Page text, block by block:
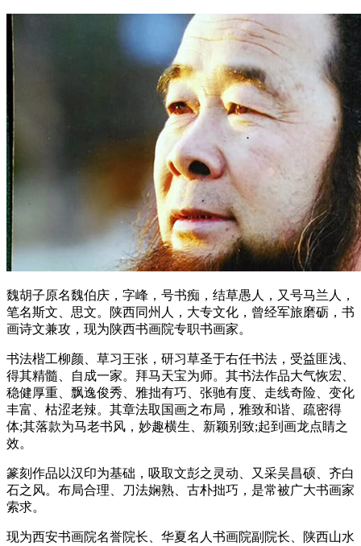
魏胡子原名魏伯庆，字峰，号书痴，结草愚人，又号马兰人，
笔名斯文、思文。陕西同州人，大专文化，曾经军旅磨砺，书
画诗文兼攻，现为陕西书画院专职书画家。
书法楷工柳颜、草习王张，研习草圣于右任书法，受益匪浅、
得其精髓、自成一家。拜马天宝为师。其书法作品大气恢宏、
稳健厚重、飘逸俊秀、雅拙有巧、张驰有度、走线奇险、变化
丰富、枯涩老辣。其章法取国画之布局，雅致和谐、疏密得
体;其落款为马老书风，妙趣横生、新颖别致;起到画龙点睛之
效。
篆刻作品以汉印为基础，吸取文彭之灵动、又采吴昌硕、齐白
石之风。布局合理、刀法娴熟、古朴拙巧，是常被广大书画家
索求。
现为西安书画院名誉院长、华夏名人书画院副院长、陕西山水